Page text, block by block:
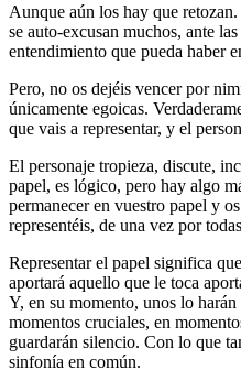
Aunque aún los hay que
se auto-excusan muchos, ante
entendimiento que pueda haber
Pero, no os dejéis vencer por
únicamente egoicas.
que vais a representar, y el
El personaje tropieza, discute,
papel, es lógico, pero hay algo
permanecer en vuestro papel y
representéis, de una vez por
Representar el papel significa
aportará aquello que le toca
Y, en su momento, unos lo
momentos cruciales, en
guardarán silencio. Con lo que
sinfonía en común.